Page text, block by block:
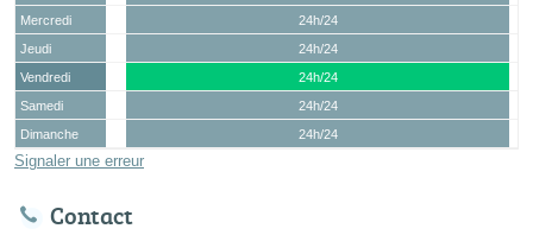
Mercredi
24h/24
Jeudi
24h/24
Vendredi
24h/24
Samedi
24h/24
Dimanche
24h/24
Signaler une erreur
Contact